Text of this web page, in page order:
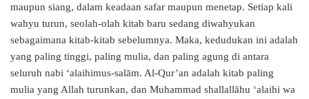
maupun siang, dalam keadaan safar maupun menetap. Setiap kali
wahyu turun, seolah-olah kitab baru sedang diwahyukan
sebagaimana kitab-kitab sebelumnya. Maka, kedudukan ini adalah
yang paling tinggi, paling mulia, dan paling agung di antara
seluruh nabi ‘alaihimus-salām. Al-Qur’an adalah kitab paling
mulia yang Allah turunkan, dan Muhammad shallallāhu ‘alaihi wa